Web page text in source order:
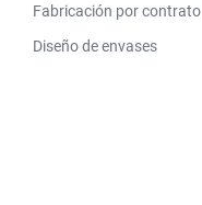
Fabricación por contrato
Diseño de envases